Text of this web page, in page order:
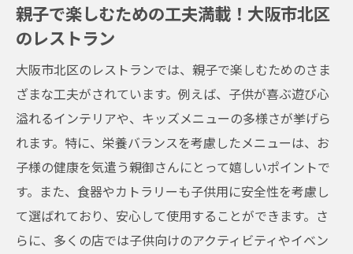
子供用食器が充実した大阪市北区のお気に
入り
広いスペースで快適に過ごす大阪市北区の
ランチ
親子での食事時間を充実させる大阪市北区
のポイント
大阪市北区子供連れの外食をもっと楽しくする
秘訣
子供連れ外食の楽しさを倍増させる大阪市
北区のお店
親子で楽しむための工夫満載！大阪市北区
のレストラン
大阪市北区のレストランでは、親子で楽しむためのさま
ざまな工夫がされています。例えば、子供が喜ぶ遊び心
溢れるインテリアや、キッズメニューの多様さが挙げら
れます。特に、栄養バランスを考慮したメニューは、お
子様の健康を気遣う親御さんにとって嬉しいポイントで
す。また、食器やカトラリーも子供用に安全性を考慮し
て選ばれており、安心して使用することができます。さ
らに、多くの店では子供向けのアクティビティやイベン